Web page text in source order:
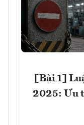
[Bài 1]
2025: Ưu